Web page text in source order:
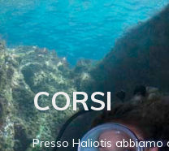
CORSI
Presso Haliotis abbiamo